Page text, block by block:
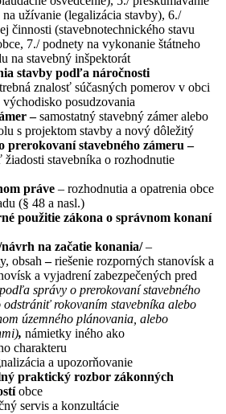
užívanie (legalizácia stavby), 6./
činnosti (stavebnotechnického stavu
7./ podnety na vykonanie štátneho
na stavebný inšpektorát
stavby podľa náročnosti
znalosť súčasných pomerov v obci
posudzovania
–samostatný stavebný zámer alebo
s projektom stavby a nový dôležitý
prerokovaní stavebného zámeru –
žiadosti stavebníka o rozhodnutie
práve – rozhodnutia a opatrenia obce
(§ 48 a nasl.)
použitie zákona o správnom konaní
na začatie konania/–
obsah –riešenie rozporných stanovísk a
a vyjadrení zabezpečených pred
správy o prerokovaní stavebného
rokovaním stavebníka alebo
územného plánovania, alebo
, námietky iného ako
charakteru
a upozorňovanie
praktický rozbor zákonných
obce
servis a konzultácie